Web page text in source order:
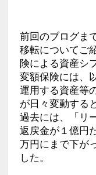
前回のブログま
移転についてご
険による資産シ
変額保険には、
運用する資産等
が日々変動する
過去には、「リ
返戻金が１億円
万円にまで下が
した。